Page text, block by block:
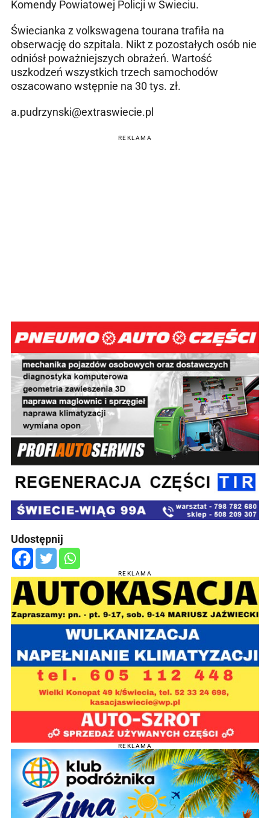
Komendy Powiatowej Policji w Świeciu.
Świecianka z volkswagena tourana trafiła na
obserwację do szpitala. Nikt z pozostałych osób nie
odniósł poważniejszych obrażeń. Wartość
uszkodzeń wszystkich trzech samochodów
oszacowano wstępnie na 30 tys. zł.
a.pudrzynski@extraswiecie.pl
REKLAMA
Udostępnij
REKLAMA
REKLAMA